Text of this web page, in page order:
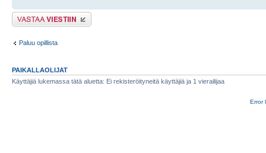
Lähetä vastaus
Paluu opillista
PAIKALLAOLIJAT
Käyttäjiä lukemassa tätä aluetta: Ei rekisteröityneitä käyttäjiä ja 1 vierailijaa
Error